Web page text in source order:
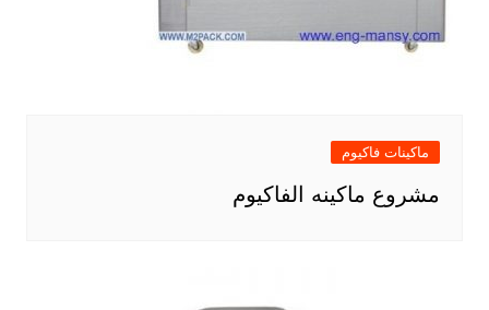
ماكينات فاكيوم
مشروع ماكينه الفاكيوم